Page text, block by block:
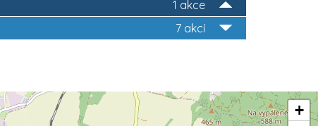
1 akce
7 akcí
+